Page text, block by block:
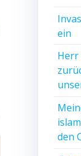
ein
Herr
den